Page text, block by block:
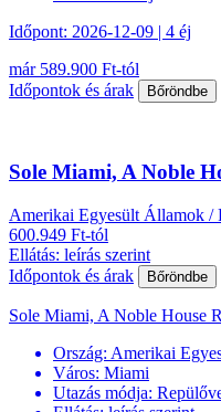
Időpont: 2026-12-09 | 4 éj
már 589.900 Ft-tól
Időpontok és árak
Bőröndbe
Sole Miami, A Noble
Amerikai Egyesült Államok /
600.949 Ft-tól
Ellátás: leírás szerint
Időpontok és árak
Bőröndbe
Sole Miami, A Noble House
Ország: Amerikai
Város: Miami
Utazás módja: